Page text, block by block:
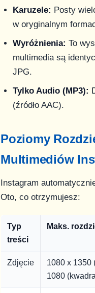
Karuzele: Posty
w oryginalnym
Wyróżnienia: To
multimedia są
JPG.
Tylko Audio (MP3):
(źródło AAC).
Poziomy
Multimediów
Instagram
Oto, co otrzymujesz:
Typ
treści
Maks.
Zdjęcie
1080 x 1350
1080